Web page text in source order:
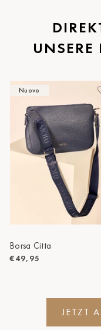
St.Pölten
Staufen
Timmendorf
Tulln
Tuttlingen
Wien Hietzing
Zwettl
UNSERE
Nuovo
Borsa Citta
€49,95
JETZT